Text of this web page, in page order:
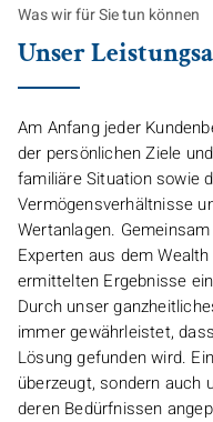
Was wir für Sie tun können
Unser
Am Anfang jeder
der persönlichen Ziele
familiäre Situation sowie
Vermögensverhältnisse
Wertanlagen.
Experten aus dem
ermittelten Ergebnisse
Durch unser
immer gewährleistet,
Lösung gefunden wird.
überzeugt, sondern auch
deren Bedürfnissen